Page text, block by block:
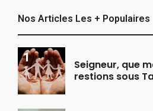
Nos Articles Les + Populaires
Seigneur, que
restions sous